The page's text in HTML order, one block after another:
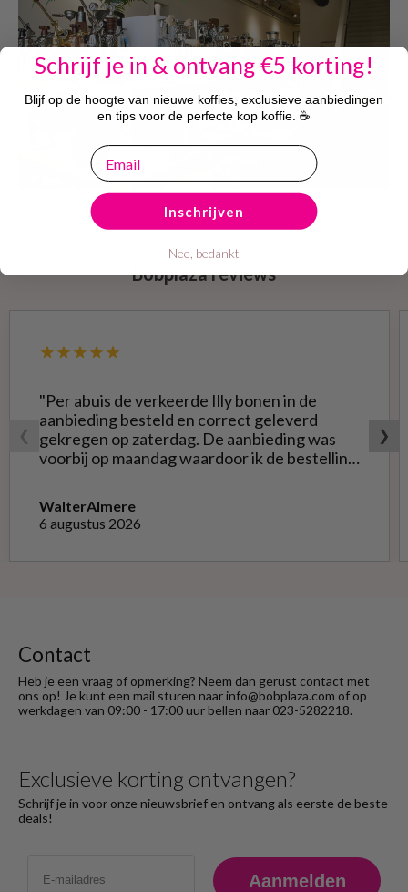
Bobplaza reviews
❮
★★★★★
"Per abuis de verkeerde Illy bonen in de
aanbieding besteld en correct geleverd
gekregen op zaterdag. De aanbieding was
voorbij op maandag waardoor ik de bestelling
worden voor de goede; dat kon misschien in
Haarlem bij de winkel. Op meerdere mails
WalterAlmere
6 augustus 2026
❯
Contact
Heb je een vraag of opmerking? Neem dan gerust contact met
ons op! Je kunt een mail sturen naar info@bobplaza.com of op
werkdagen van 09:00 - 17:00 uur bellen naar 023-5282218.
Exclusieve korting ontvangen?
Schrijf je in voor onze nieuwsbrief en ontvang als eerste de beste
deals!
Aanmelden
Schrijf je in & ontvang €5 korting!
Blijf op de hoogte van nieuwe koffies, exclusieve aanbiedingen
en tips voor de perfecte kop koffie. ☕
email
Inschrijven
Nee, bedankt